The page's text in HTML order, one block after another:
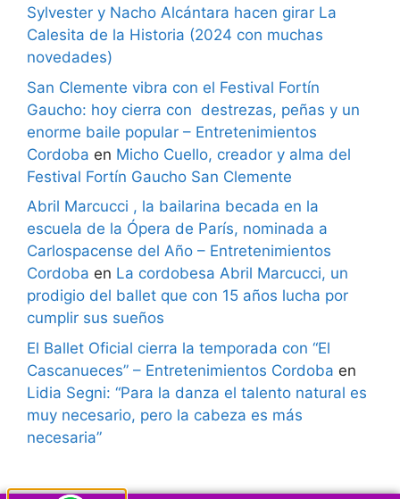
Sylvester y Nacho Alcántara hacen girar La
Calesita de la Historia (2024 con muchas
novedades)
San Clemente vibra con el Festival Fortín
Gaucho: hoy cierra con destrezas, peñas y un
enorme baile popular – Entretenimientos
Cordoba en Micho Cuello, creador y alma del
Festival Fortín Gaucho San Clemente
Abril Marcucci , la bailarina becada en la
escuela de la Ópera de París, nominada a
Carlospacense del Año – Entretenimientos
Cordoba en La cordobesa Abril Marcucci, un
prodigio del ballet que con 15 años lucha por
cumplir sus sueños
El Ballet Oficial cierra la temporada con “El
Cascanueces” – Entretenimientos Cordoba en
Lidia Segni: “Para la danza el talento natural es
muy necesario, pero la cabeza es más
necesaria”